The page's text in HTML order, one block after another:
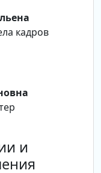
кадров
и